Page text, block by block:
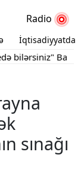
Radio
İqtisadiyyatda
Bakının
sınağı